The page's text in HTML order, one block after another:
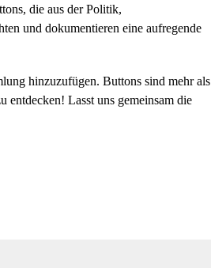
die aus der Politik,
und dokumentieren eine aufregende
hinzuzufügen. Buttons sind mehr als
entdecken! Lasst uns gemeinsam die